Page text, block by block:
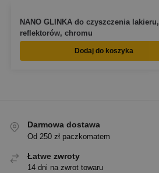
NANO GLINKA do czyszczenia lakieru,
reflektorów, chromu
Dodaj do koszyka
Darmowa dostawa
Od 250 zł paczkomatem
Łatwe zwroty
14 dni na zwrot towaru